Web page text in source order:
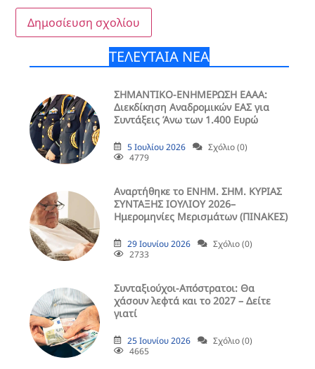
ΤΕΛΕΥΤΑΙΑ ΝΕΑ
ΣΗΜΑΝΤΙΚΟ-ΕΝΗΜΕΡΩΣΗ ΕΑΑΑ:
Διεκδίκηση Αναδρομικών ΕΑΣ για
Συντάξεις Άνω των 1.400 Ευρώ
5 Ιουλίου 2026
Σχόλιο (0)
4779
Aναρτήθηκε το ENHM. ΣΗΜ. ΚΥΡΙΑΣ
ΣΥΝΤΑΞΗΣ ΙΟΥΛΙΟΥ 2026–
Ημερομηνίες Μερισμάτων (ΠΙΝΑΚΕΣ)
29 Ιουνίου 2026
Σχόλιο (0)
2733
Συνταξιούχοι-Απόστρατοι: Θα
χάσουν λεφτά και το 2027 – Δείτε
γιατί
25 Ιουνίου 2026
Σχόλιο (0)
4665